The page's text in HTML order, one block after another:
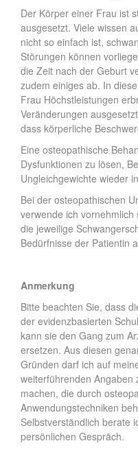
Der Körper einer Frau ist
ausgesetzt. Viele wissen
nicht so einfach ist,
Störungen können
die Zeit nach der Geburt
zudem einiges ab. In
Frau Höchstleistungen
Veränderungen
dass körperliche
Eine osteopathische
Dysfunktionen zu lösen,
Ungleichgewichte wieder
Bei der osteopathischen
verwende ich
die jeweilige
Bedürfnisse der Patientin
Anmerkung
Bitte beachten Sie, dass
der evidenzbasierten
kann sie den Gang zum
ersetzen. Aus diesen
Gründen darf ich auf
weiterführenden Angaben
machen, die durch
Anwendungstechniken
Selbstverständlich berate
persönlichen Gespräch.